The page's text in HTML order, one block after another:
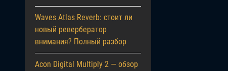
Waves Atlas Reverb: стоит ли
новый ревербератор
внимания? Полный разбор
Acon Digital Multiply 2 — обзор